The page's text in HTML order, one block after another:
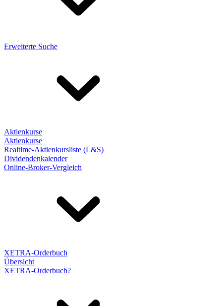
Erweiterte Suche
Aktienkurse
Aktienkurse
Realtime-Aktienkursliste (L&S)
Dividendenkalender
Online-Broker-Vergleich
XETRA-Orderbuch
Übersicht
XETRA-Orderbuch?